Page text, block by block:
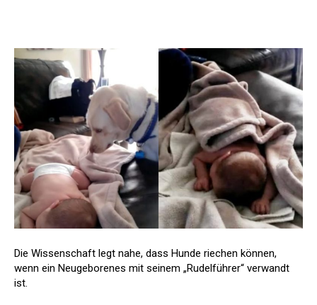
Die Wissenschaft legt nahe, dass Hunde riechen können,
wenn ein Neugeborenes mit seinem „Rudelführer“ verwandt
ist.